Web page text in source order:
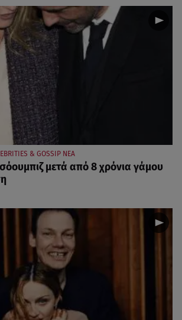
& GOSSIP ΝΕΑ
μετά από 8 χρόνια γάμου